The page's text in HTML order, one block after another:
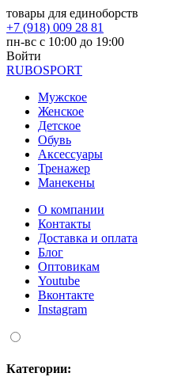
товары для единоборств
+7 (918) 009 28 81
пн-вс с 10:00 до 19:00
Войти
RUBOSPORT
Мужское
Женское
Детское
Обувь
Аксессуары
Тренажер
Манекены
О компании
Контакты
Доставка и оплата
Блог
Оптовикам
Youtube
Вконтакте
Instagram
Категории: